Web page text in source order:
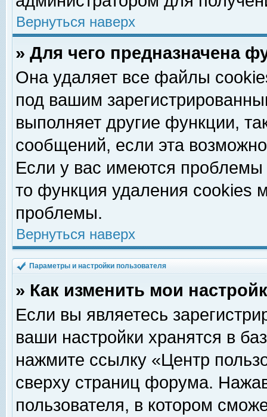
Вернуться наверх
» Для чего предназначена
Она удаляет все файлы
под вашим
выполняет другие функции,
сообщений, если эта
Если у вас имеются
то функция удаления cookies
проблемы.
Вернуться наверх
Параметры и настройки пользователя
» Как изменить мои
Если вы являетесь
ваши настройки хранятся в
нажмите ссылку «Центр
сверху страниц форума.
пользователя, в котором